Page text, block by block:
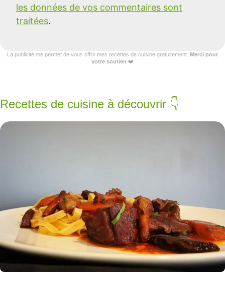
les données de vos commentaires sont
traitées.
La publicité me permet de vous offrir mes recettes de cuisine gratuitement. Merci pour
votre soutien ❤️
Recettes de cuisine à découvrir 👇